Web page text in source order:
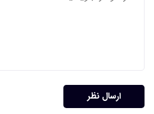
ارسال نظر